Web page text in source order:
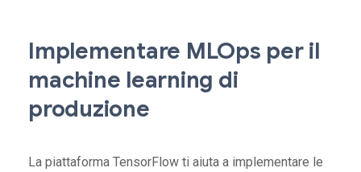
Implementare MLOps per il
machine learning di
produzione
La piattaforma TensorFlow ti aiuta a implementare le